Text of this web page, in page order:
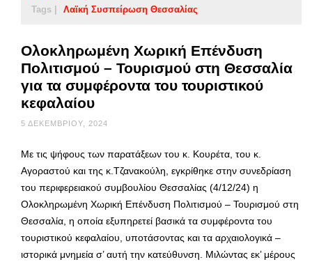
Tags | Λαϊκή Συσπείρωση Θεσσαλίας
Ολοκληρωμένη Χωρική Επένδυση
Πολιτισμού – Τουρισμού στη Θεσσαλία
για τα συμφέροντα του τουριστικού
κεφαλαίου
5 ΔΕΚΕΜΒΡΊΟΥ, 2024
Με τις ψήφους των παρατάξεων του κ. Κουρέτα, του κ.
Αγοραστού και της κ.Τζανακούλη, εγκρίθηκε στην συνεδρίαση
του περιφερειακού συμβουλίου Θεσσαλίας (4/12/24) η
Ολοκληρωμένη Χωρική Επένδυση Πολιτισμού – Τουρισμού στη
Θεσσαλία, η οποία εξυπηρετεί βασικά τα συμφέροντα του
τουριστικού κεφαλαίου, υποτάσοντας και τα αρχαιολογικά –
ιστορικά μνημεία σ’ αυτή την κατεύθυνση. Μιλώντας εκ’ μέρους